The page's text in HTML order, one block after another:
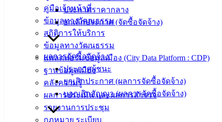
คู่มือเจ้าหน้าที่
ข้อมูลทางวัฒนธรรม
สถิติการให้บริการ
ข้อมูลทางวัฒนธรรม
แพลตฟอร์มข้อมูลเมือง (City Data Platform : CDP)
ฐานข้อมูลเมือง
คลังความรู้
ผลการประเมิน และผลการสำรวจ
รายงานการประชุม
กฎหมาย ระเบียบ
ประกาศราคากลาง
ยกเลิกประกาศ (จัดซื้อจัดจ้าง)
ผลการจัดซื้อจัดจ้าง
ประกาศผู้ชนะ
ยกเลิกประกาศ (ผลการจัดซื้อจัดจ้าง)
บอกเลิกสัญญา (ผลการจัดซื้อจัดจ้าง)
งาน
ข่าวสาร
น่ารู้
ศุนย์
ข้อมูล
ข่าวสาร
อิเล็กทรอนิกส์
องค์
ความรู้